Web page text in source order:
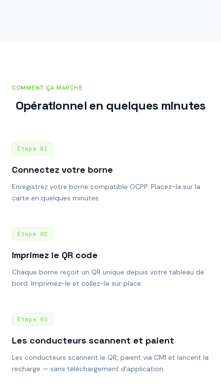
COMMENT ÇA MARCHE
Opérationnel en quelques minutes
Étape 01
Connectez votre borne
Enregistrez votre borne compatible OCPP. Placez-la sur la
carte en quelques minutes.
Étape 02
Imprimez le QR code
Chaque borne reçoit un QR unique depuis votre tableau de
bord. Imprimez-le et collez-le sur place.
Étape 03
Les conducteurs scannent et paient
Les conducteurs scannent le QR, paient via CMI et lancent la
recharge — sans téléchargement d'application.